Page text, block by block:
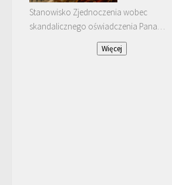
Stanowisko Zjednoczenia wobec
skandalicznego oświadczenia Pana
Januarego Bątkiewicza
Więcej